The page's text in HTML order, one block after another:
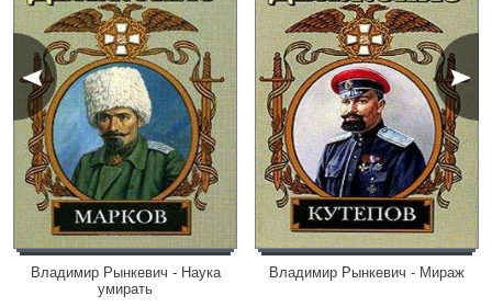
Владимир Рынкевич - Наука
умирать
Владимир Рынкевич - Мираж